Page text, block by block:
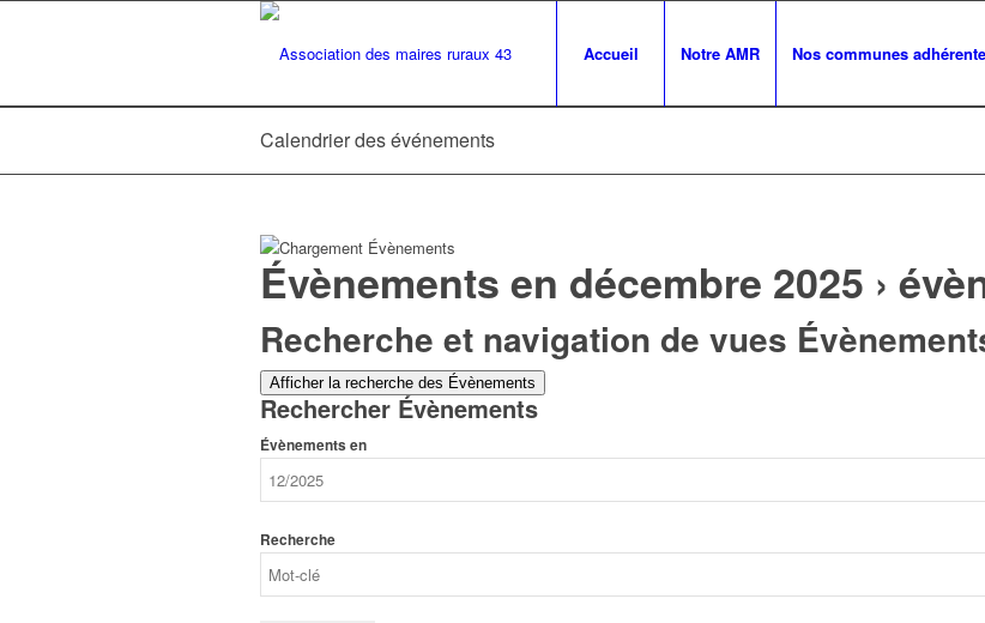
Accueil Notre AMR Nos communes
Calendrier des événements
Évènements en décembre 2025 ›
Recherche et navigation de vues
Afficher la recherche des Évènements
Rechercher Évènements
Évènements en
Recherche